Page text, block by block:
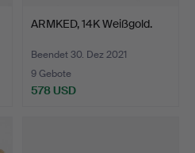
ARMKED, 14K Weißgold.
Beendet 30. Dez 2021
9 Gebote
578 USD